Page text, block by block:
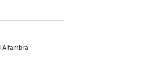
Alfambra